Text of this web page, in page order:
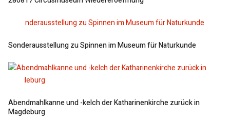
Sonderausstellung zu Spinnen im Museum für Naturkunde
Abendmahlkanne und -kelch der Katharinenkirche zurück in
Magdeburg